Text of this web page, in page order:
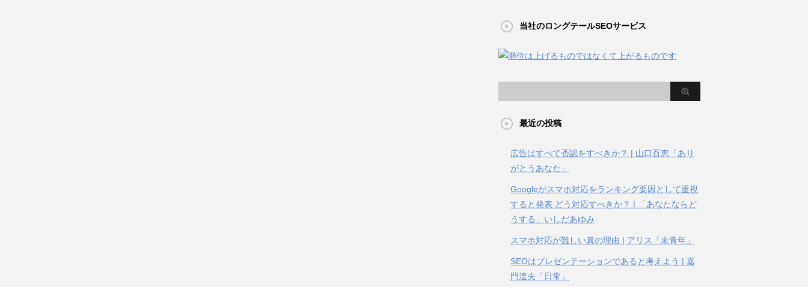
当社のロングテールSEOサービス
最近の投稿
広告はすべて否認をすべきか？ | 山口百恵「あり
がとうあなた」
Googleがスマホ対応をランキング要因として重視
すると発表 どう対応すべきか？ | 「あなたならど
うする」いしだあゆみ
スマホ対応が難しい真の理由 | アリス「未青年」
SEOはプレゼンテーションであると考えよう | 嘉
門達夫「日常」